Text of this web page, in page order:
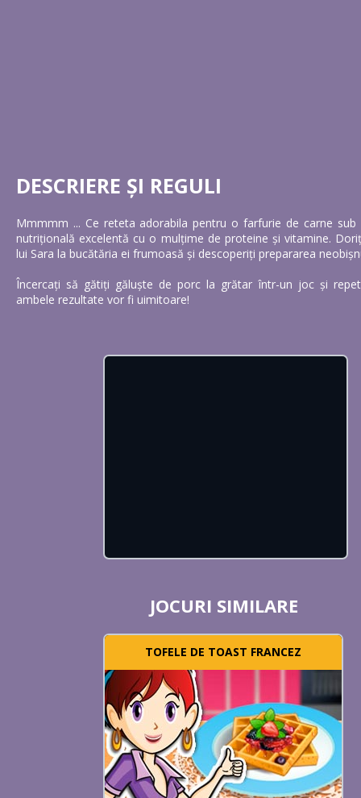
DESCRIERE ȘI REGULI
Mmmmm ... Ce reteta adorabila pentru o farfurie de carne
nutrițională excelentă cu o mulțime de proteine și vitamine.
lui Sara la bucătăria ei frumoasă și descoperiți prepararea
Încercați să gătiți găluște de porc la grătar într-un joc și
ambele rezultate vor fi uimitoare!
JOCURI SIMILARE
TOFELE DE TOAST FRANCEZ